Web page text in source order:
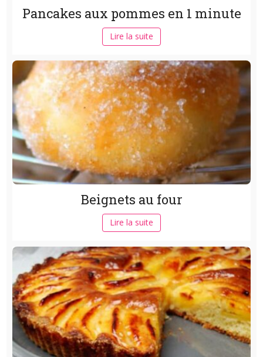
Pancakes aux pommes en 1 minute
Lire la suite
Beignets au four
Lire la suite